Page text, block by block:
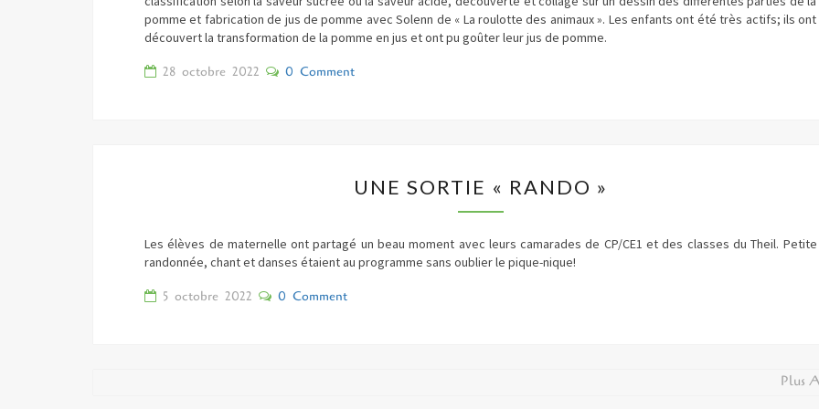
pomme et fabrication de jus de pomme avec Solenn de « La roulotte des animaux ». Les enfants ont été très actifs; ils ont
découvert la transformation de la pomme en jus et ont pu goûter leur jus de pomme.
28 octobre 2022 Comments
0 Comment
SORTIE
UNE SORTIE « RANDO »
Les élèves de maternelle ont partagé un beau moment avec leurs camarades de CP/CE1 et des classes du Theil. Petite
randonnée, chant et danses étaient au programme sans oublier le pique-nique!
5 octobre 2022 Comments
0 Comment
Plus